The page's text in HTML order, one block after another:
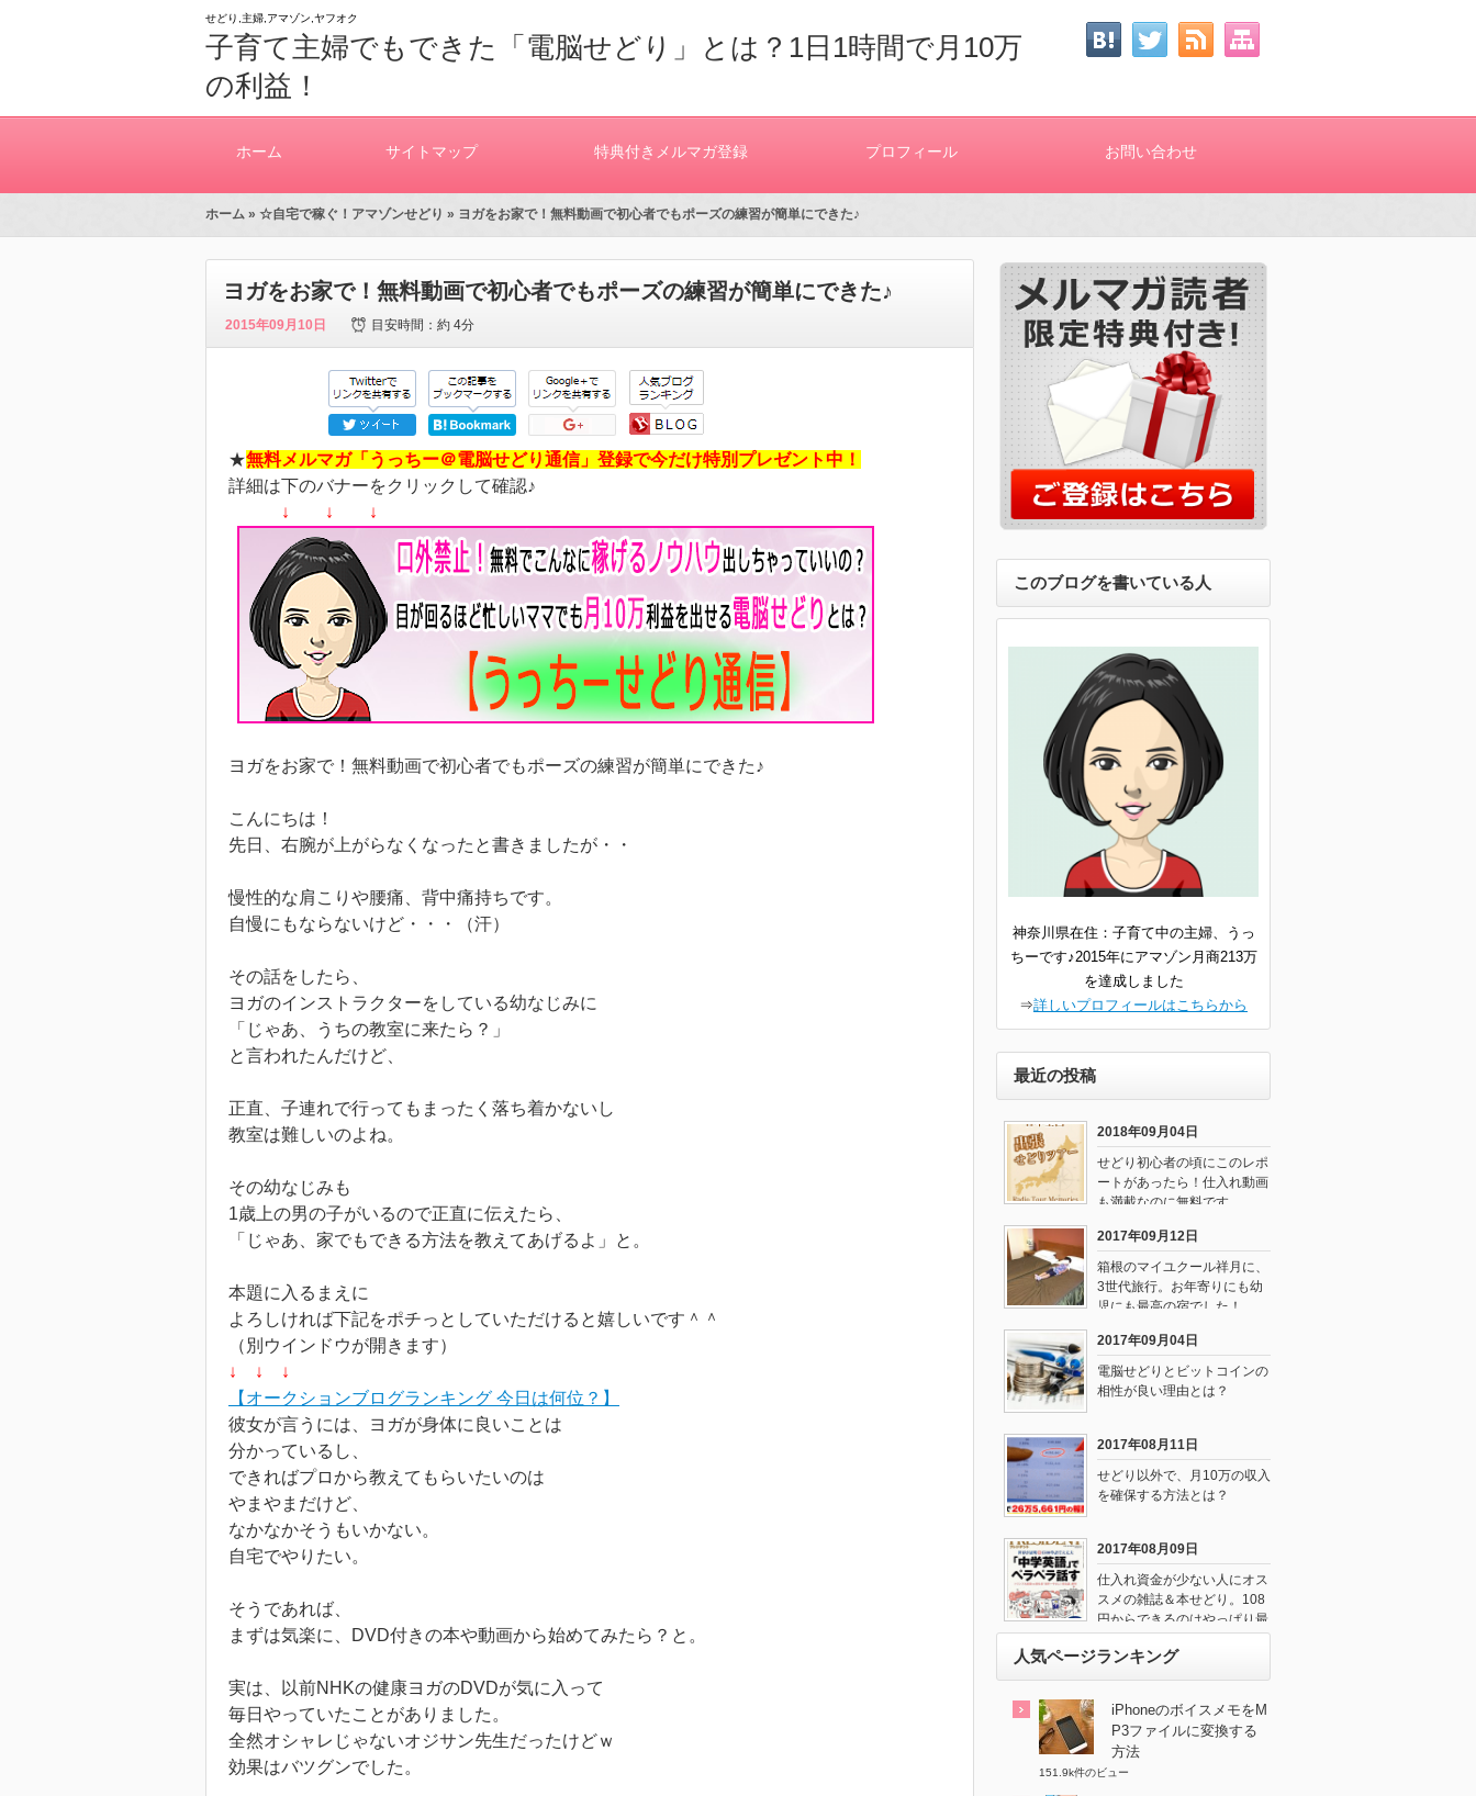
せどり,主婦,アマゾン,ヤフオク
子育て主婦でもできた「電脳せどり」とは？1日1時間で月10万
の利益！
ホーム サイトマップ 特典付きメルマガ登録 プロフィール お問い合わせ
ホーム » ☆自宅で稼ぐ！アマゾンせどり » ヨガをお家で！無料動画で初心者でもポーズの練習が簡単にできた♪
ヨガをお家で！無料動画で初心者でもポーズの練習が簡単にできた♪
2015年09月10日 目安時間：約 4分
★無料メルマガ「うっちー＠電脳せどり通信」登録で今だけ特別プレゼント中！
詳細は下のバナーをクリックして確認♪
↓ ↓ ↓
ヨガをお家で！無料動画で初心者でもポーズの練習が簡単にできた♪
こんにちは！
先日、右腕が上がらなくなったと書きましたが・・
慢性的な肩こりや腰痛、背中痛持ちです。
自慢にもならないけど・・・（汗）
その話をしたら、
ヨガのインストラクターをしている幼なじみに
「じゃあ、うちの教室に来たら？」
と言われたんだけど、
正直、子連れで行ってもまったく落ち着かないし
教室は難しいのよね。
その幼なじみも
1歳上の男の子がいるので正直に伝えたら、
「じゃあ、家でもできる方法を教えてあげるよ」と。
本題に入るまえに
よろしければ下記をポチっとしていただけると嬉しいです＾＾
（別ウインドウが開きます）
↓ ↓ ↓
【オークションブログランキング 今日は何位？】
彼女が言うには、ヨガが身体に良いことは
分かっているし、
できればプロから教えてもらいたいのは
やまやまだけど、
なかなかそうもいかない。
自宅でやりたい。
そうであれば、
まずは気楽に、DVD付きの本や動画から始めてみたら？と。
実は、以前NHKの健康ヨガのDVDが気に入って
毎日やっていたことがありました。
全然オシャレじゃないオジサン先生だったけどｗ
効果はバツグンでした。
このブログを書いている人
神奈川県在住：子育て中の主婦、うっ
ちーです♪2015年にアマゾン月商213万
を達成しました
⇒詳しいプロフィールはこちらから
最近の投稿
2018年09月04日
せどり初心者の頃にこのレポ
ートがあったら！仕入れ動画
も満載なのに無料です
2017年09月12日
箱根のマイユクール祥月に、
3世代旅行。お年寄りにも幼
児にも最高の宿でした！
2017年09月04日
電脳せどりとビットコインの
相性が良い理由とは？
2017年08月11日
せどり以外で、月10万の収入
を確保する方法とは？
2017年08月09日
仕入れ資金が少ない人にオス
スメの雑誌＆本せどり。108
円からできるのはやっぱり最
人気ページランキング
iPhoneのボイスメモをM
P3ファイルに変換する
方法
151.9k件のビュー